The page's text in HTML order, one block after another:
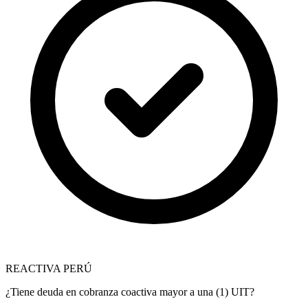
REACTIVA PERÚ
¿Tiene deuda en cobranza coactiva mayor a una (1) UIT?